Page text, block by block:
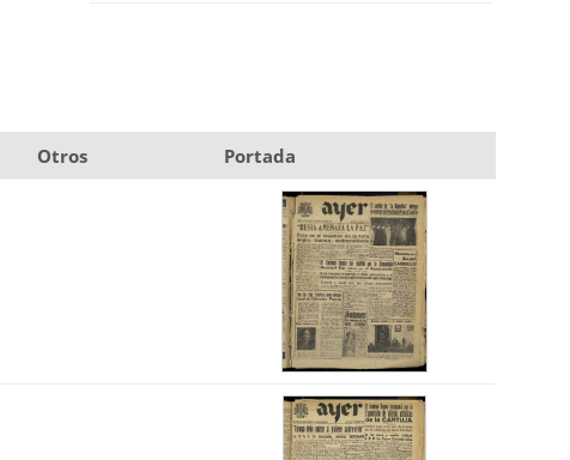
Otros
Portada